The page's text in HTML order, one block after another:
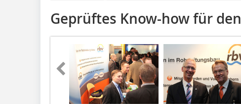
Geprüftes Know-how für